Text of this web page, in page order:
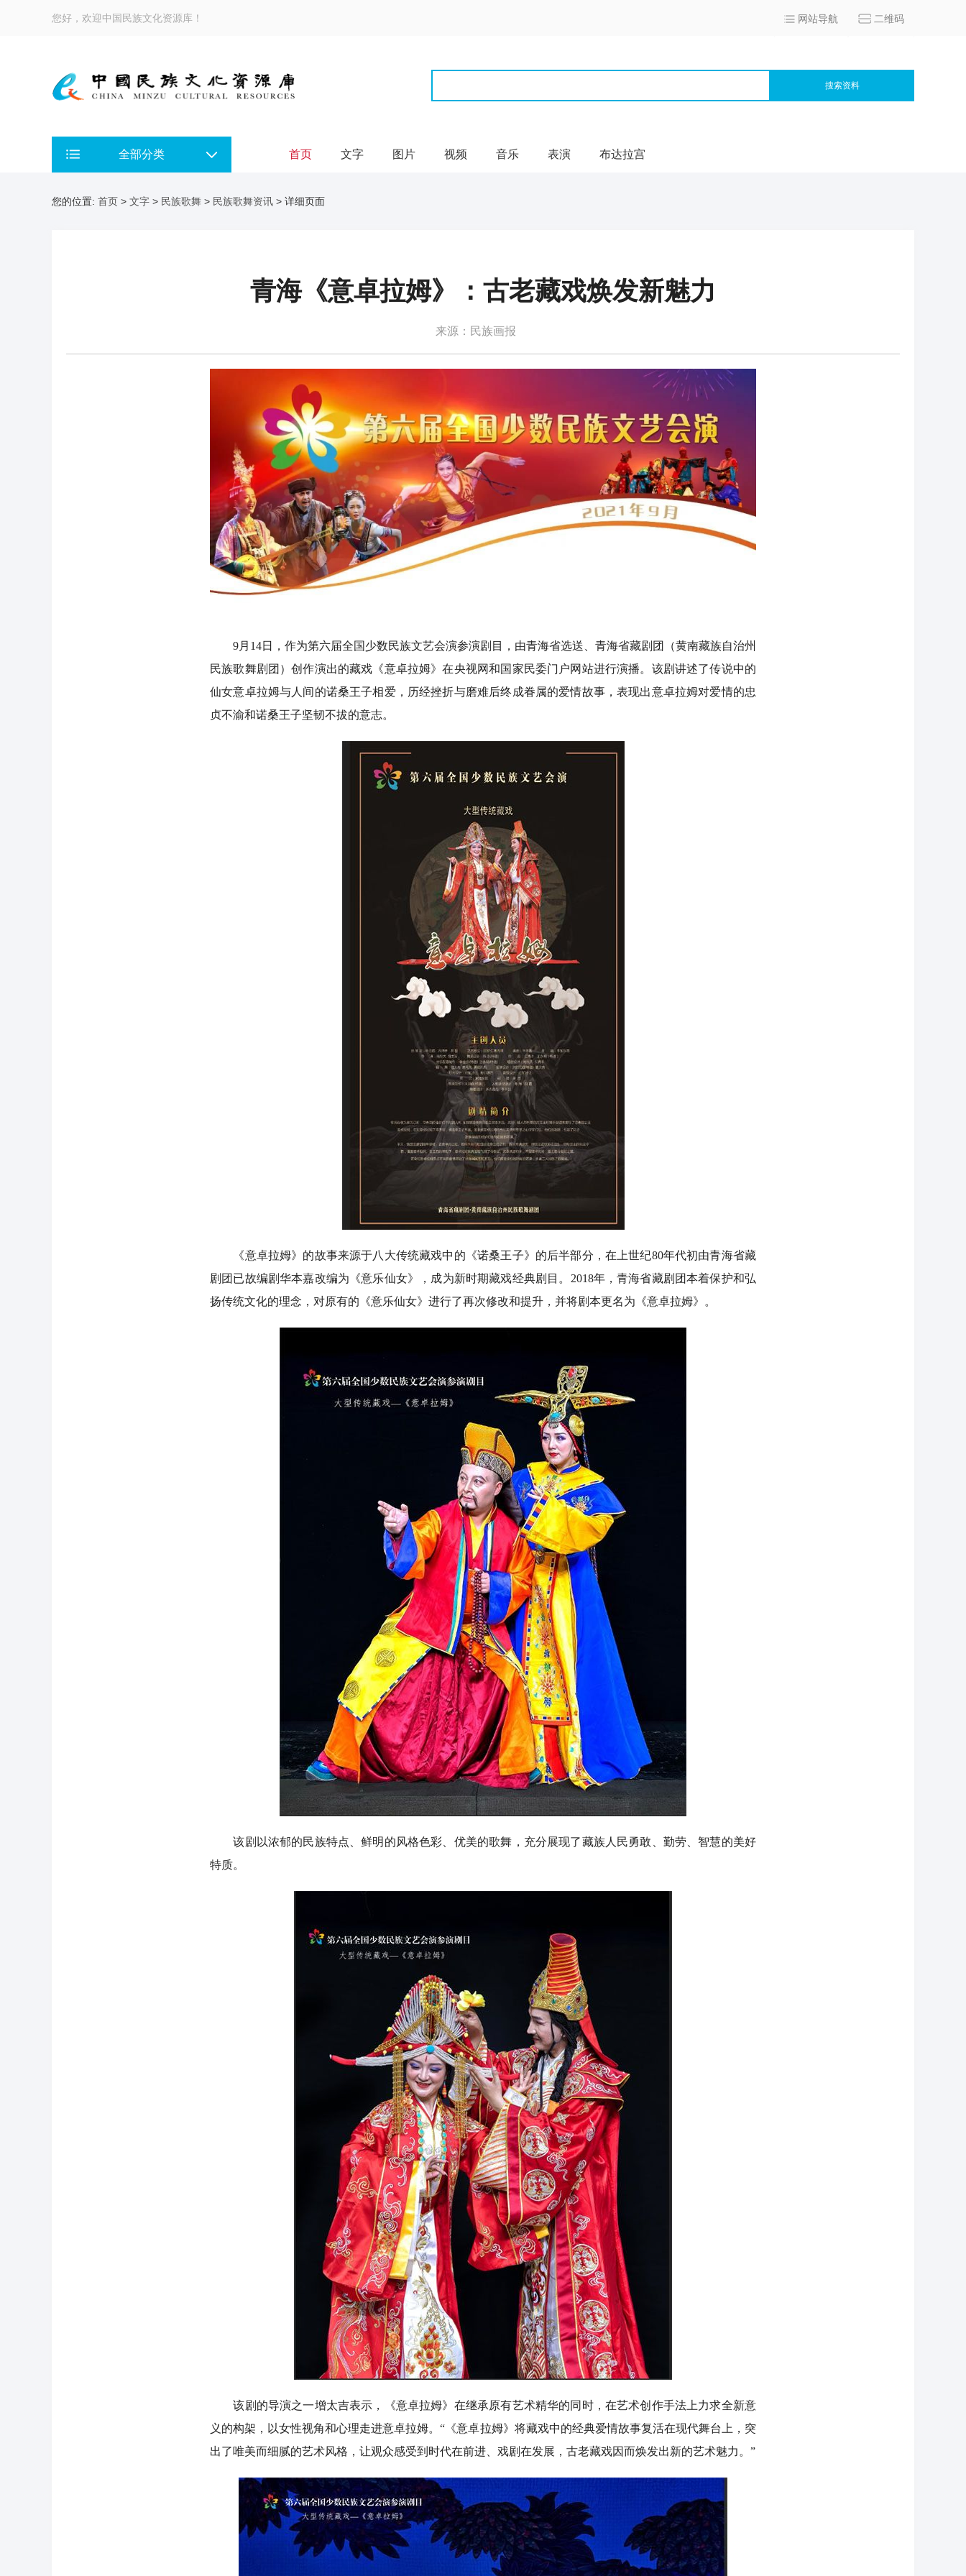
您好，欢迎中国民族文化资源库！ 网站导航 二维码
搜索资料
全部分类 首页 文字 图片 视频 音乐 表演 布达拉宫
您的位置: 首页 > 文字 > 民族歌舞 > 民族歌舞资讯 > 详细页面
青海《意卓拉姆》：古老藏戏焕发新魅力
来源：民族画报
9月14日，作为第六届全国少数民族文艺会演参演剧目，由青海省选送、青海省藏剧团（黄南藏族自治州
民族歌舞剧团）创作演出的藏戏《意卓拉姆》在央视网和国家民委门户网站进行演播。该剧讲述了传说中的
仙女意卓拉姆与人间的诺桑王子相爱，历经挫折与磨难后终成眷属的爱情故事，表现出意卓拉姆对爱情的忠
贞不渝和诺桑王子坚韧不拔的意志。
《意卓拉姆》的故事来源于八大传统藏戏中的《诺桑王子》的后半部分，在上世纪80年代初由青海省藏
剧团已故编剧华本嘉改编为《意乐仙女》，成为新时期藏戏经典剧目。2018年，青海省藏剧团本着保护和弘
扬传统文化的理念，对原有的《意乐仙女》进行了再次修改和提升，并将剧本更名为《意卓拉姆》。
该剧以浓郁的民族特点、鲜明的风格色彩、优美的歌舞，充分展现了藏族人民勇敢、勤劳、智慧的美好
特质。
该剧的导演之一增太吉表示，《意卓拉姆》在继承原有艺术精华的同时，在艺术创作手法上力求全新意
义的构架，以女性视角和心理走进意卓拉姆。“《意卓拉姆》将藏戏中的经典爱情故事复活在现代舞台上，突
出了唯美而细腻的艺术风格，让观众感受到时代在前进、戏剧在发展，古老藏戏因而焕发出新的艺术魅力。”